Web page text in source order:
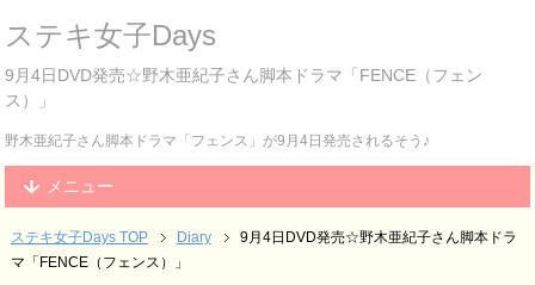
ステキ女子Days
9月4日DVD発売☆野木亜紀子さん脚本ドラマ「FENCE（フェン
ス）」
野木亜紀子さん脚本ドラマ「フェンス」が9月4日発売されるそう♪
メニュー
ステキ女子Days TOP Diary
9月4日DVD発売☆野木亜紀子さん脚本ドラ
マ「FENCE（フェンス）」